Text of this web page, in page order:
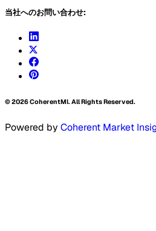
当社へのお問い合わせ:
©2026CoherentMI. All Rights Reserved.
Powered by Coherent Market